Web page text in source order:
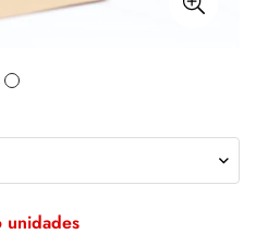
unidades